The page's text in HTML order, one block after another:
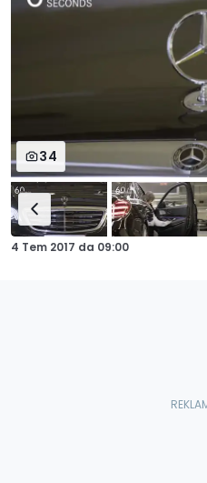
34
4 Tem 2017 da 09:00